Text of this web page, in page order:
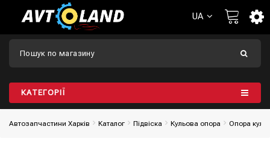
UA
КАТЕГОРІЇ
Автозапчастини Харків Каталог Підвіска Кульова опора Опора